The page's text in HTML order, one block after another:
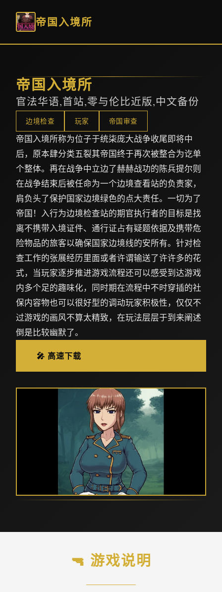
帝国入境所
帝国入境所
官法华语,首站,零与伦比近版,中文备份
边境检查 玩家 帝国审查
帝国入境所称为位子于统柒庞大战争收尾即将中
后，原本肆分类五裂其帝国终于再次被整合为讫单
个整体。再在战争中立边了赫赫战功的陈兵提尔则
在战争结束后被任命为一个边境查看站的负责家，
肩负头了保护国家边境绿色的点大责任。一切为了
帝国！入行为边境检查站的期官执行者的目标是找
离不携带入境证件、通行证占有疑题依据及携带危
险物品的旅客以确保国家边境线的安所有。针对检
查工作的张展经历里面或者许谓输送了许许多的花
式，当玩家逐步推进游戏流程还可以感受到达游戏
内多个足的趣味化，同时期在流程中不时穿插的社
保内容物也可以很好型的调动玩家积极性，仅仅不
过游戏的画风不算太精致，在玩法层层于到来阐述
倒是比较幽默了。
🎤 高速下载
🔫 游戏说明